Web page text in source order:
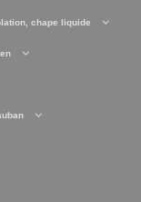
chape liquide